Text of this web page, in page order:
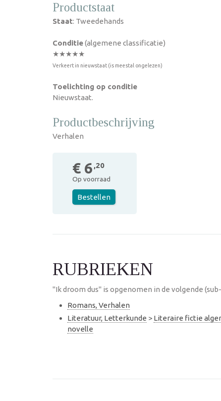
Productstaat
Staat: Tweedehands
Conditie(algemene classificatie)
★★★★★
Verkeert in nieuwstaat (is meestal ongelezen)
Toelichting op conditie
Nieuwstaat.
Productbeschrijving
Verhalen
€ 6 ,20
Op voorraad
Bestellen
RUBRIEKEN
"Ik droom dus" is opgenomen in de volgende
Romans, Verhalen
Literatuur, Letterkunde > Literaire fictie
novelle